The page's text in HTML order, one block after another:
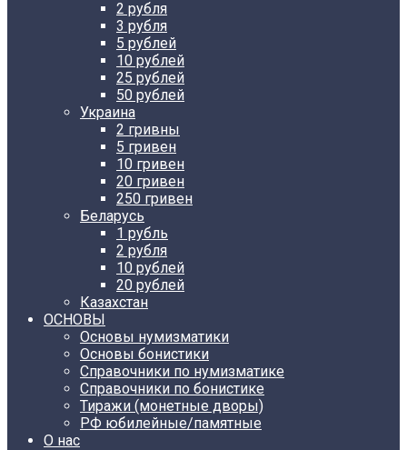
2 рубля
3 рубля
5 рублей
10 рублей
25 рублей
50 рублей
Украина
2 гривны
5 гривен
10 гривен
20 гривен
250 гривен
Беларусь
1 рубль
2 рубля
10 рублей
20 рублей
Казахстан
ОСНОВЫ
Основы нумизматики
Основы бонистики
Справочники по нумизматике
Справочники по бонистике
Тиражи (монетные дворы)
РФ юбилейные/памятные
О нас